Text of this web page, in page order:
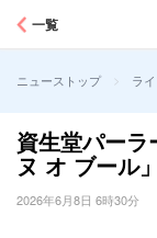
一覧
ニューストップ > ラ
資生堂パー
ヌ オ ブール
2026年6月8日 6時30分